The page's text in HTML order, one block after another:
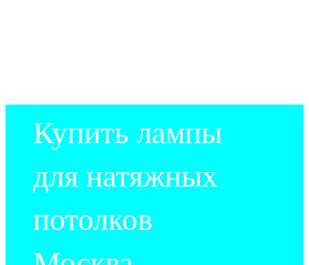
Купить лампы
для натяжных
потолков